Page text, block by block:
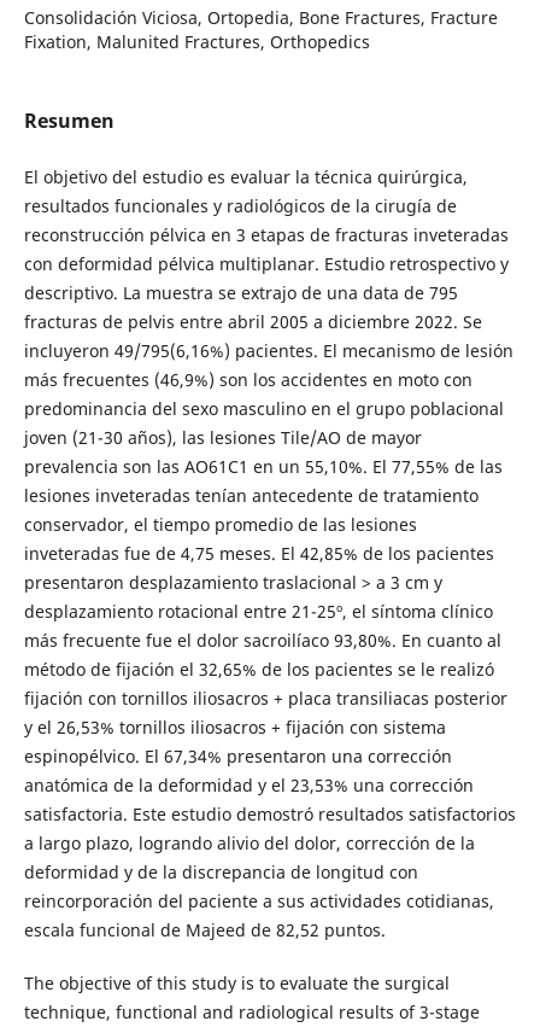
Consolidación Viciosa, Ortopedia, Bone Fractures, Fracture
Fixation, Malunited Fractures, Orthopedics
Resumen
El objetivo del estudio es evaluar la técnica quirúrgica,
resultados funcionales y radiológicos de la cirugía de
reconstrucción pélvica en 3 etapas de fracturas inveteradas
con deformidad pélvica multiplanar. Estudio retrospectivo y
descriptivo. La muestra se extrajo de una data de 795
fracturas de pelvis entre abril 2005 a diciembre 2022. Se
incluyeron 49/795(6,16%) pacientes. El mecanismo de lesión
más frecuentes (46,9%) son los accidentes en moto con
predominancia del sexo masculino en el grupo poblacional
joven (21-30 años), las lesiones Tile/AO de mayor
prevalencia son las AO61C1 en un 55,10%. El 77,55% de las
lesiones inveteradas tenían antecedente de tratamiento
conservador, el tiempo promedio de las lesiones
inveteradas fue de 4,75 meses. El 42,85% de los pacientes
presentaron desplazamiento traslacional > a 3 cm y
desplazamiento rotacional entre 21-25º, el síntoma clínico
más frecuente fue el dolor sacroilíaco 93,80%. En cuanto al
método de fijación el 32,65% de los pacientes se le realizó
fijación con tornillos iliosacros + placa transiliacas posterior
y el 26,53% tornillos iliosacros + fijación con sistema
espinopélvico. El 67,34% presentaron una corrección
anatómica de la deformidad y el 23,53% una corrección
satisfactoria. Este estudio demostró resultados satisfactorios
a largo plazo, logrando alivio del dolor, corrección de la
deformidad y de la discrepancia de longitud con
reincorporación del paciente a sus actividades cotidianas,
escala funcional de Majeed de 82,52 puntos.
The objective of this study is to evaluate the surgical
technique, functional and radiological results of 3-stage